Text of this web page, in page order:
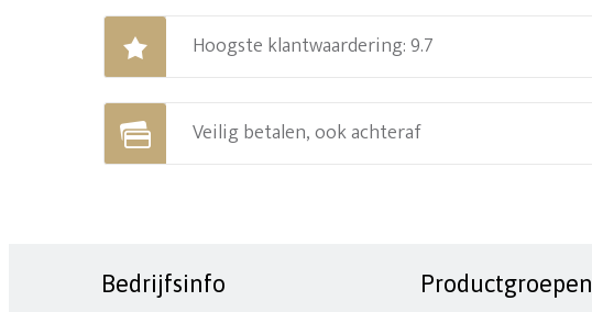
Hoogste klantwaardering: 9.7
Veilig betalen, ook achteraf
Bedrijfsinfo Productgroepen